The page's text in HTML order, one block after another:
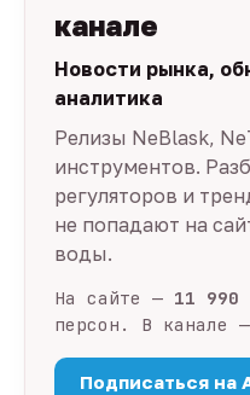
канале
Новости рынка,
аналитика
Релизы NeBlask,
инструментов.
регуляторов и
не попадают на
воды.
На сайте — 11 990
персон. В канале
Подписаться на